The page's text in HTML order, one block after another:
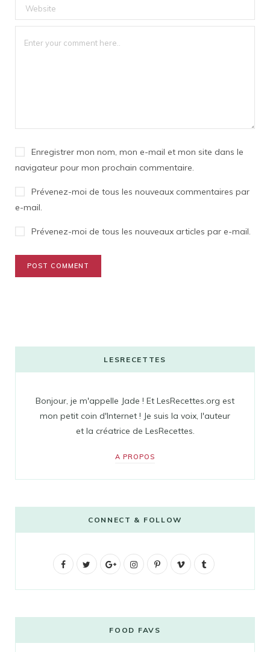
Enregistrer mon nom, mon e-mail et mon site dans le
navigateur pour mon prochain commentaire.
Prévenez-moi de tous les nouveaux commentaires par
e-mail.
Prévenez-moi de tous les nouveaux articles par e-mail.
LESRECETTES
Bonjour, je m'appelle Jade ! Et LesRecettes.org est
mon petit coin d'Internet ! Je suis la voix, l'auteur
et la créatrice de LesRecettes.
A PROPOS
CONNECT & FOLLOW
F
b
t
G
g
l
I
t
a
P
e
V
o
l
FOOD FAVS